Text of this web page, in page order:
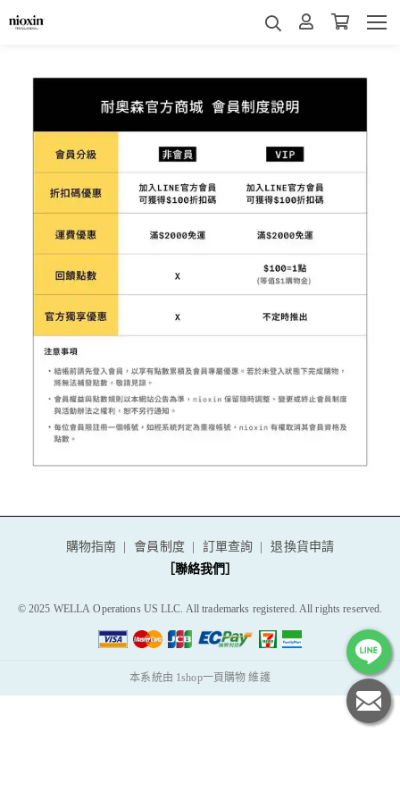
購物指南 會員制度 訂單查詢
退換貨申請
［聯絡我們］
© 2025 WELLAOperations US LLC. All trademarks registered. All rights reserved.
本系統由 1shop一頁購物 維護